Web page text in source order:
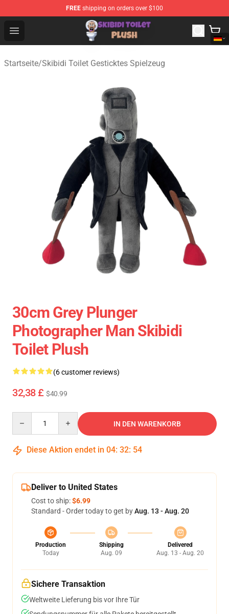
FREE shipping on orders over $100
Open menu
Skibidi Toilet Plush Shop - Official Skibidi Toilet Plush
Startseite/Skibidi Toilet Gesticktes Spielzeug
30cm Grey Plunger
Photographer Man Skibidi
Toilet Plush
(6 customer reviews)
32,38 £ $40.99
IN DEN WARENKORB
Diese Aktion endet in 04: 32: 54
Deliver to United States
Cost to ship:$6.99
Standard - Order today to get byAug. 13 - Aug. 20
Production
Today
Shipping
Aug. 09
Delivered
Aug. 13 - Aug. 20
Sichere Transaktion
Weltweite Lieferung bis vor Ihre Tür